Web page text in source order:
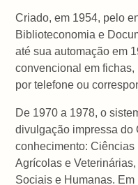
Criado, em 1954, pelo
Biblioteconomia e
até sua automação em
convencional em
por telefone ou
De 1970 a 1978, o
divulgação impressa do
conhecimento:
Agrícolas e
Sociais e Humanas.